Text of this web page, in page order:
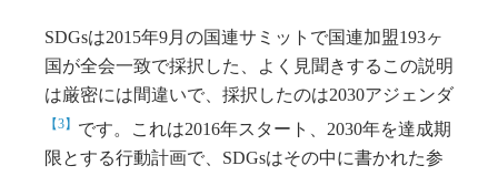
SDGsは2015年9月の国連サミットで国連加盟193ヶ
国が全会一致で採択した、よく見聞きするこの説明
は厳密には間違いで、採択したのは2030アジェンダ
【3】 です。これは2016年スタート、2030年を達成期
限とする行動計画で、SDGsはその中に書かれた参